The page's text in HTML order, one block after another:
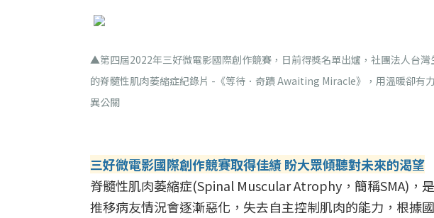
▲第四屆2022年三好微電影國際創作競賽，日前得獎名單出爐，社團法人台
的脊髓性肌肉萎縮症紀錄片 -《等待．奇蹟 Awaiting Miracle》，用溫暖卻有
異公關
三好微電影國際創作競賽取得佳績 盼大眾傾聽對未來的渴望
脊髓性肌肉萎縮症(Spinal Muscular Atrophy，簡稱SMA)，
推移病友情況會逐漸惡化，失去自主控制肌肉的能力，根據